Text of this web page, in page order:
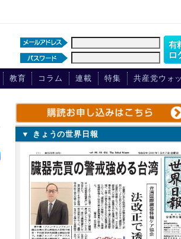
教育 コラム 連載 特集 共産党ウォ
▼ きょうの世界日報